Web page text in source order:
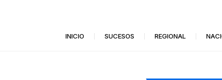
INICIO SUCESOS REGIONAL